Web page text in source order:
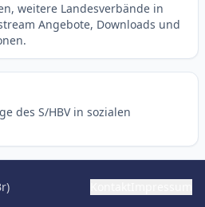
weitere Landesverbände in
Angebote, Downloads und
des S/HBV in sozialen